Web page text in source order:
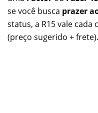
se você busca prazer
status, a R15 vale cada
(preço sugerido + frete).